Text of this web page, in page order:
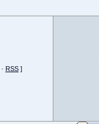
· RSS ]